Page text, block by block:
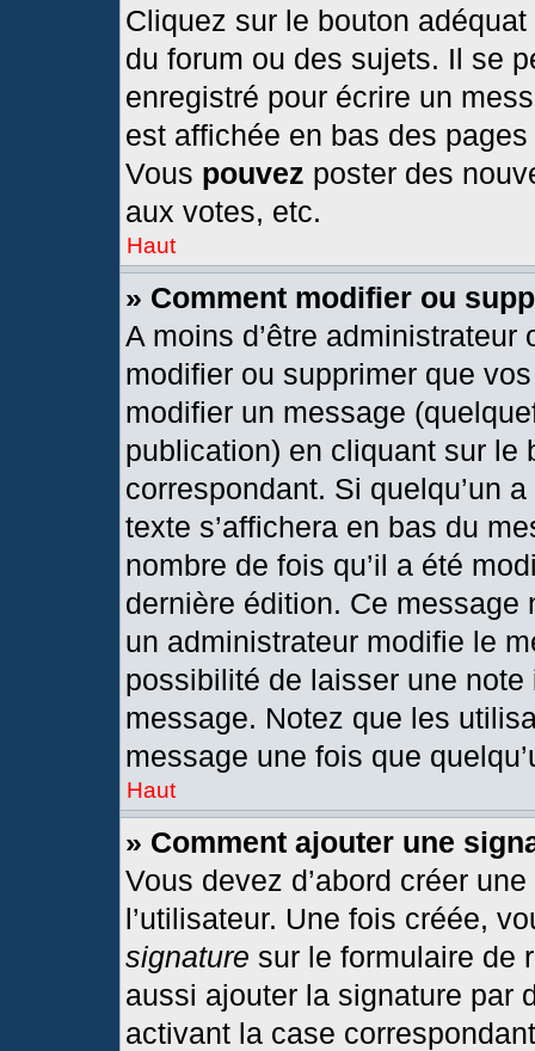
Cliquez sur le bouton
du forum ou des sujets. Il se
enregistré pour écrire un
est affichée en bas des
Vous pouvez poster des
aux votes, etc.
Haut
» Comment modifier ou
A moins d’être
modifier ou supprimer que
modifier un message
publication) en cliquant sur le
correspondant. Si quelqu’un
texte s’affichera en bas du
nombre de fois qu’il a été
dernière édition. Ce message
un administrateur modifie le
possibilité de laisser une
message. Notez que les
message une fois que
Haut
» Comment ajouter une
Vous devez d’abord créer
l’utilisateur. Une fois créée,
signature sur le formulaire de
aussi ajouter la signature par
activant la case